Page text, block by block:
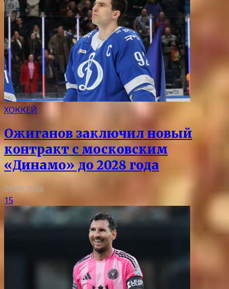
ХОККЕЙ
Ожиганов заключил новый
контракт с московским
«Динамо» до 2028 года
06.08.2026
15